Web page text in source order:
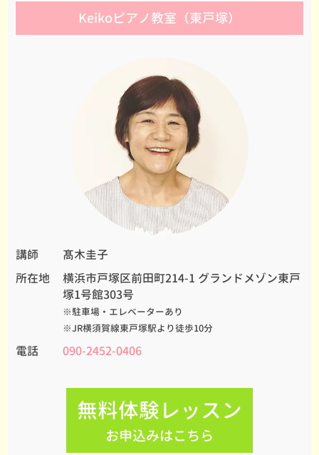
Keikoピアノ教室（東戸塚）
講師
髙木圭子
所在地
横浜市戸塚区前田町214-1 グランドメゾン東戸
塚1号館303号
※駐車場・エレベーターあり
※JR横須賀線東戸塚駅より徒歩10分
電話 090-2452-0406
無料体験レッスン
お申込みはこちら